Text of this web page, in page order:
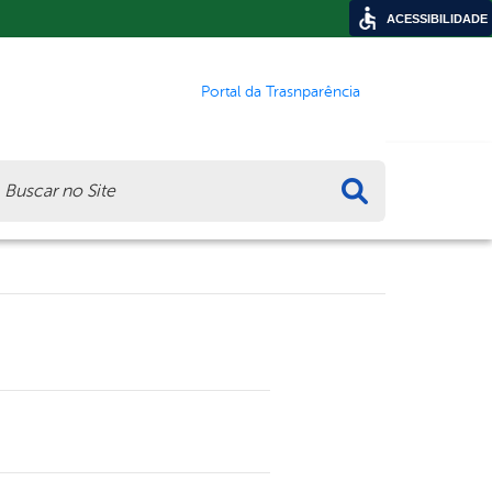
Portal da Trasnparência
ACESSIBILIDADE